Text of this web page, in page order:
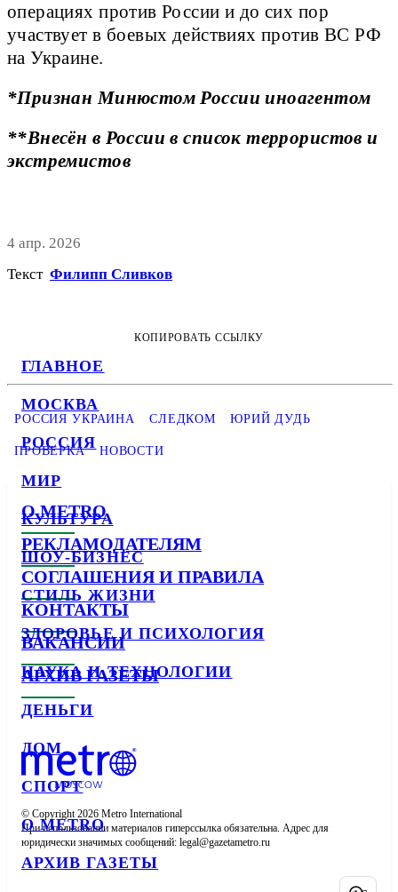
ГЛАВНОЕ
МОСКВА
РОССИЯ
МИР
КУЛЬТУРА
ШОУ-БИЗНЕС
СТИЛЬ ЖИЗНИ
ЗДОРОВЬЕ И ПСИХОЛОГИЯ
НАУКА И ТЕХНОЛОГИИ
ДЕНЬГИ
ДОМ
СПОРТ
О METRO
АРХИВ ГАЗЕТЫ
операциях против России и до сих пор
участвует в боевых действиях против ВС РФ
на Украине.
*Признан Минюстом России иноагентом
**Внесён в России в список террористов и
экстремистов
4 апр. 2026
Текст Филипп Сливков
КОПИРОВАТЬ ССЫЛКУ
РОССИЯ УКРАИНА СЛЕДКОМ ЮРИЙ ДУДЬ
ПРОВЕРКА НОВОСТИ
О METRO
РЕКЛАМОДАТЕЛЯМ
СОГЛАШЕНИЯ И ПРАВИЛА
КОНТАКТЫ
ВАКАНСИИ
АРХИВ ГАЗЕТЫ
© Copyright 2026 Metro International
При использовании материалов гиперссылка обязательна. Адрес для
юридически значимых сообщений: